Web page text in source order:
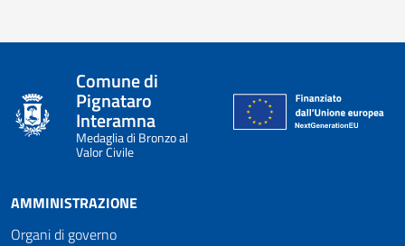
Comune di
Pignataro
Interamna
Medaglia di Bronzo al
Valor Civile
AMMINISTRAZIONE
Organi di governo